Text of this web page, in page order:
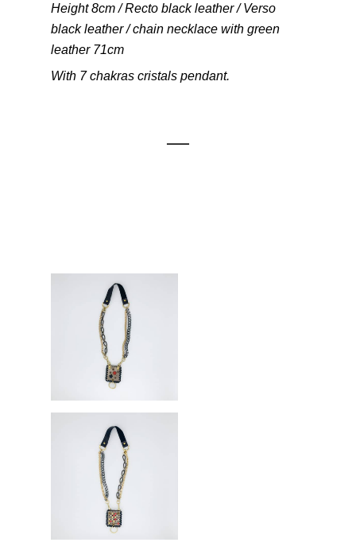
Height 8cm / Recto black leather / Verso
black leather / chain necklace with green
leather 71cm
With 7 chakras cristals pendant.